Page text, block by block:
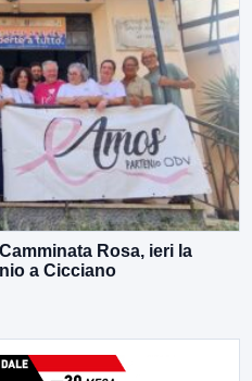
Rosa, ieri la
a Cicciano